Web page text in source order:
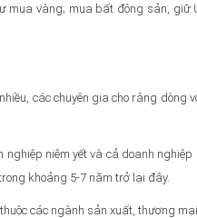
vàng; mua bất động sản, giữ
các chuyên gia cho rằng dòng
niêm yết và cả doanh
khoảng 5-7 năm trở lại đây.
các ngành sản xuất, thương